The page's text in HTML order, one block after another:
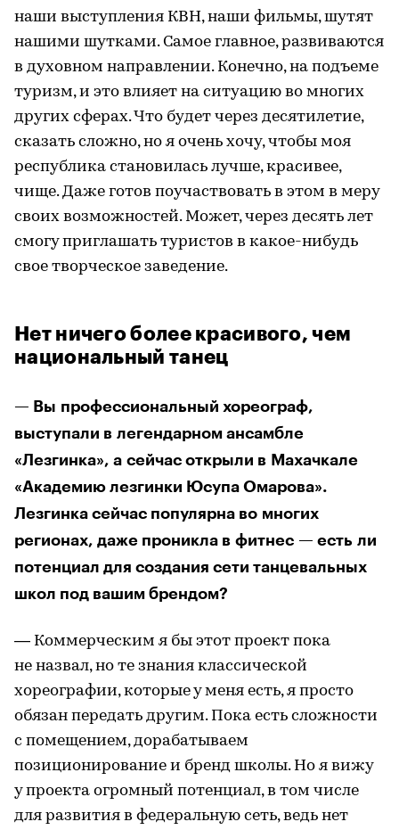
наши выступления КВН, наши фильмы, шутят
нашими шутками. Самое главное, развиваются
в духовном направлении. Конечно, на подъеме
туризм, и это влияет на ситуацию во многих
других сферах. Что будет через десятилетие,
сказать сложно, но я очень хочу, чтобы моя
республика становилась лучше, красивее,
чище. Даже готов поучаствовать в этом в меру
своих возможностей. Может, через десять лет
смогу приглашать туристов в какое-нибудь
свое творческое заведение.
Нет ничего более красивого, чем
национальный танец
— Вы профессиональный хореограф,
выступали в легендарном ансамбле
«Лезгинка», а сейчас открыли в Махачкале
«Академию лезгинки Юсупа Омарова».
Лезгинка сейчас популярна во многих
регионах, даже проникла в фитнес — есть ли
потенциал для создания сети танцевальных
школ под вашим брендом?
— Коммерческим я бы этот проект пока
не назвал, но те знания классической
хореографии, которые у меня есть, я просто
обязан передать другим. Пока есть сложности
с помещением, дорабатываем
позиционирование и бренд школы. Но я вижу
у проекта огромный потенциал, в том числе
для развития в федеральную сеть, ведь нет